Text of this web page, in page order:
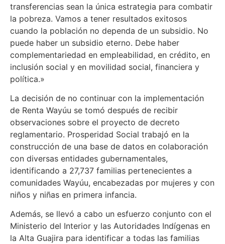
transferencias sean la única estrategia para combatir
la pobreza. Vamos a tener resultados exitosos
cuando la población no dependa de un subsidio. No
puede haber un subsidio eterno. Debe haber
complementariedad en empleabilidad, en crédito, en
inclusión social y en movilidad social, financiera y
política.»
La decisión de no continuar con la implementación
de Renta Wayúu se tomó después de recibir
observaciones sobre el proyecto de decreto
reglamentario. Prosperidad Social trabajó en la
construcción de una base de datos en colaboración
con diversas entidades gubernamentales,
identificando a 27,737 familias pertenecientes a
comunidades Wayúu, encabezadas por mujeres y con
niños y niñas en primera infancia.
Además, se llevó a cabo un esfuerzo conjunto con el
Ministerio del Interior y las Autoridades Indígenas en
la Alta Guajira para identificar a todas las familias